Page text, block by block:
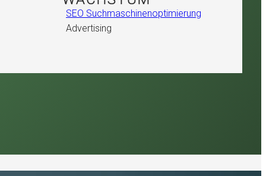
SEO Suchmaschinenoptimierung
Advertising